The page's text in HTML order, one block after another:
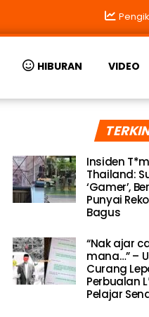
HIBURAN VIDEO
Insiden
Thailand:
‘Gamer’,
Punyai
Bagus
“Nak ajar
mana…” –
Curang
Perbualan
Pelajar